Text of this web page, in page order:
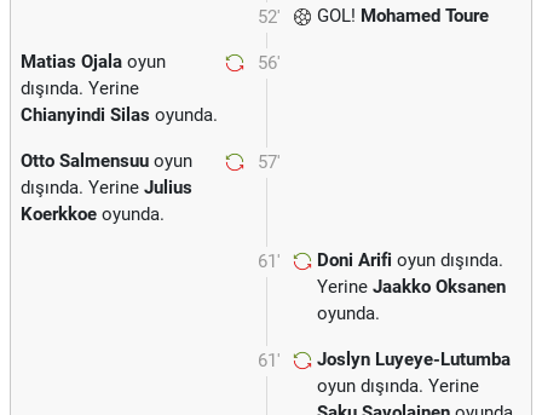
52' GOL! Mohamed Toure
56'
Matias Ojala oyun
dışında. Yerine
Chianyindi Silas oyunda.
57'
Otto Salmensuu oyun
dışında. Yerine Julius
Koerkkoe oyunda.
61' Doni Arifi oyun dışında.
Yerine Jaakko Oksanen
oyunda.
61'
Joslyn Luyeye-Lutumba
oyun dışında. Yerine